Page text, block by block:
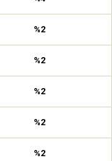
%2
%2
%2
%2
%2